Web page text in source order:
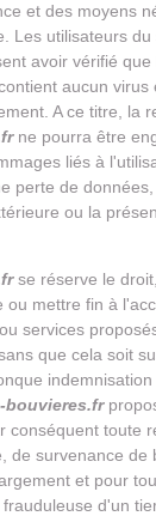
et des moyens
Les utilisateurs
avoir vérifié que
aucun virus
A ce titre, la
ne pourra être
liés à
perte de
ou la
se réserve le
ou mettre fin à
services
que cela soit
bouvieres.fr
conséquent toute
de survenance de
et pour
d'un